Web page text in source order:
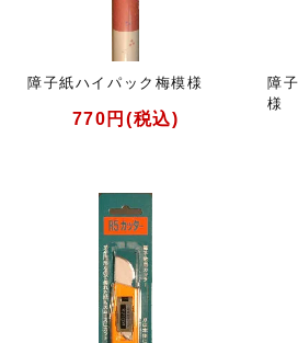
障子紙ハイパック梅模様
770円(税込)
障
様